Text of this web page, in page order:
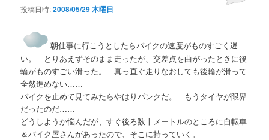
投稿日時:2008/05/29 木曜日
朝仕事に行こうとしたらバイクの速度がものすごく遅
い。 とりあえずそのまま走ったが、交差点を曲がったときに後
輪がものすごい滑った。 真っ直ぐ走りなおしても後輪が滑って
全然進めない……
バイクを止めて見てみたらやはりパンクだ。 もうタイヤが限界
だったのだ……
どうしようか悩んだが、すぐ後ろ数十メートルのところに自転車
＆バイク屋さんがあったので、そこに持っていく。